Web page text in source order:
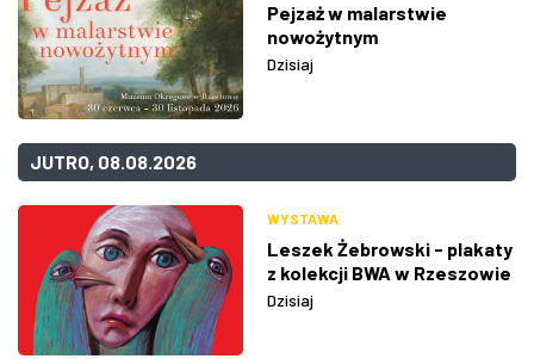
Pejzaż w malarstwie
nowożytnym
Dzisiaj
JUTRO, 08.08.2026
WYSTAWA
Leszek Żebrowski - plakaty
z kolekcji BWA w Rzeszowie
Dzisiaj